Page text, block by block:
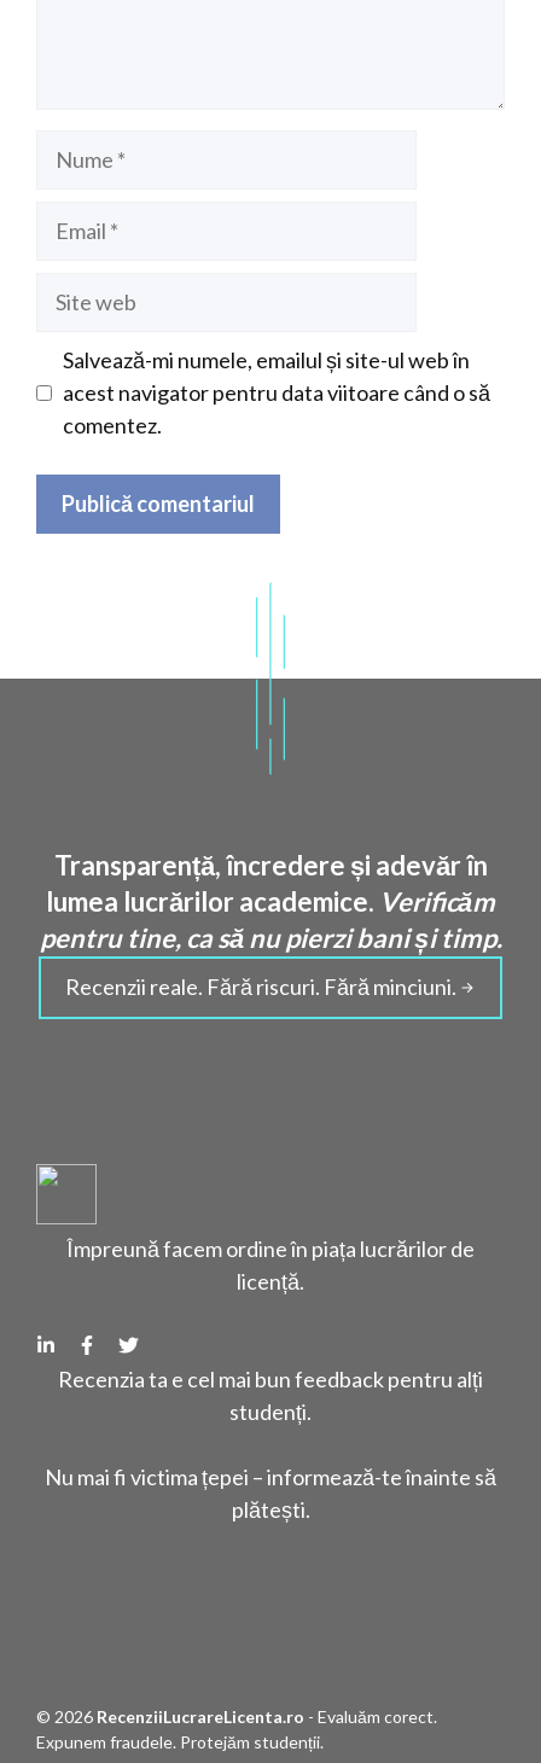
Salvează-mi numele, emailul și site-ul web în
acest navigator pentru data viitoare când o să
comentez.
Transparență, încredere și adevăr în
lumea lucrărilor academice. Verificăm
pentru tine, ca să nu pierzi bani și timp.
Recenzii reale. Fără riscuri. Fără minciuni.
Împreună facem ordine în piața lucrărilor de
licență.
Recenzia ta e cel mai bun feedback pentru alți
studenți.
Nu mai fi victima țepei – informează-te înainte să
plătești.
© 2026 RecenziiLucrareLicenta.ro - Evaluăm corect.
Expunem fraudele. Protejăm studenții.